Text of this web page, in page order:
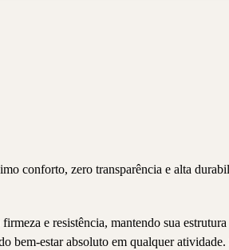
conforto, zero transparência e alta
e resistência, mantendo sua estrutura
bem-estar absoluto em qualquer atividade.